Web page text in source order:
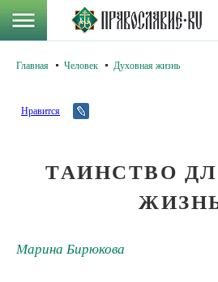
Главная Человек Духовная жизнь
Нравится
ТАИНСТВО
Марина Бирюкова